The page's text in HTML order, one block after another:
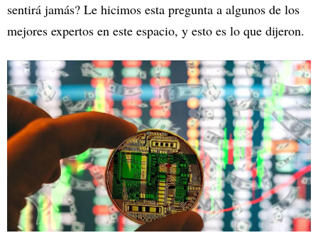
sentirá jamás? Le hicimos esta pregunta a algunos de los
mejores expertos en este espacio, y esto es lo que dijeron.